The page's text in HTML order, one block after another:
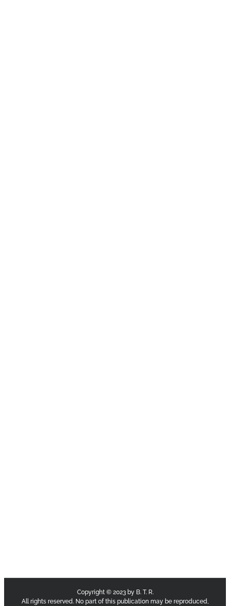
Copyright © 2023 by B. T. R.
All rights reserved. No part of this publication may be reproduced,